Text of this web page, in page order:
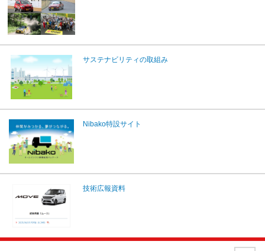
サステナビリティの取組み
Nibako特設サイト
技術広報資料